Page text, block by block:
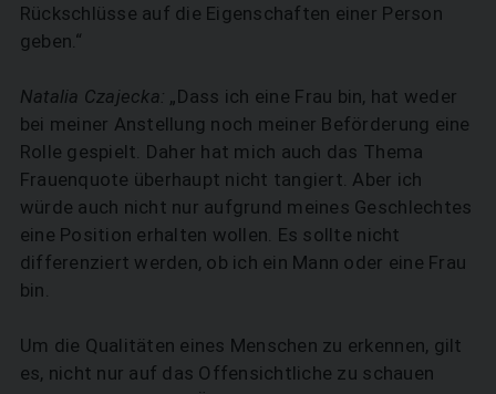
Rückschlüsse auf die Eigenschaften einer Person
geben.“
Natalia Czajecka: „Dass ich eine Frau bin, hat weder
bei meiner Anstellung noch meiner Beförderung eine
Rolle gespielt. Daher hat mich auch das Thema
Frauenquote überhaupt nicht tangiert. Aber ich
würde auch nicht nur aufgrund meines Geschlechtes
eine Position erhalten wollen. Es sollte nicht
differenziert werden, ob ich ein Mann oder eine Frau
bin.
Um die Qualitäten eines Menschen zu erkennen, gilt
es, nicht nur auf das Offensichtliche zu schauen